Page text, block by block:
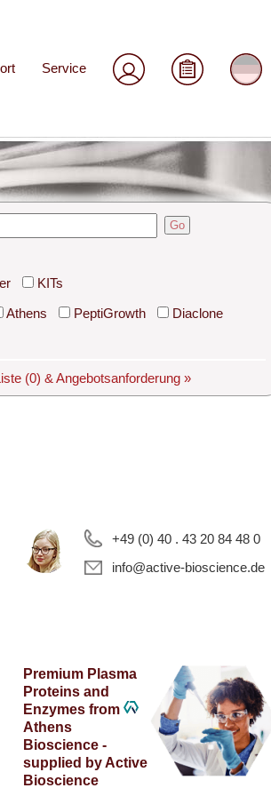
Service
Go
KITs
Athens PeptiGrowth
Diaclone
(0) & Angebotsanforderung »
+49 (0) 40 . 43 20 84 48 0
info@active-bioscience.de
Premium Plasma
Proteins and
Enzymes from
Athens
Bioscience -
supplied by Active
Bioscience